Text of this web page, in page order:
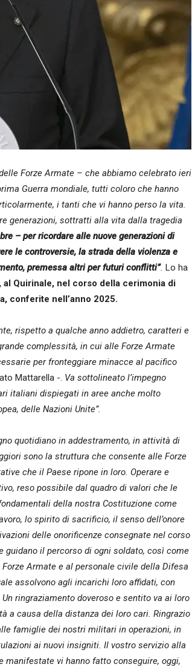
Forze Armate – che abbiamo celebrato ieri
Guerra mondiale, tutti coloro che hanno
i tanti che vi hanno perso la vita.
generazioni, sottratti alla vita dalla tragedia
– per ricordare alle nuove generazioni di
le controversie, la strada della violenza e
premessa altri per futuri conflitti”. Lo ha
Quirinale, nel corso della cerimonia di
conferite nell’anno 2025.
rispetto a qualche anno addietro, caratteri e
complessità, in cui alle Forze Armate
per fronteggiare minacce al pacifico
Mattarella -. Va sottolineato l’impegno
italiani dispiegati in aree anche molto
delle Nazioni Unite”.
quotidiano in addestramento, in attività di
sono la struttura che consente alle Forze
che il Paese ripone in loro. Operare e
reso possibile dal quadro di valori che le
della nostra Costituzione come
lo spirito di sacrificio, il senso dell’onore
delle onorificenze consegnate nel corso
il percorso di ogni soldato, così come
Armate e al personale civile della Difesa
assolvono agli incarichi loro affidati, con
ringraziamento doveroso e sentito va ai loro
a causa della distanza dei loro cari. Ringrazio
famiglie dei nostri militari in operazioni, in
ai nuovi insigniti. Il vostro servizio alla
manifestate vi hanno fatto conseguire, oggi,